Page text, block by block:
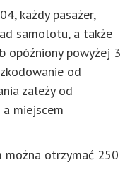
każdy pasażer,
samolotu, a także
opóźniony powyżej 3
od
zależy od
miejscem
otrzymać 250